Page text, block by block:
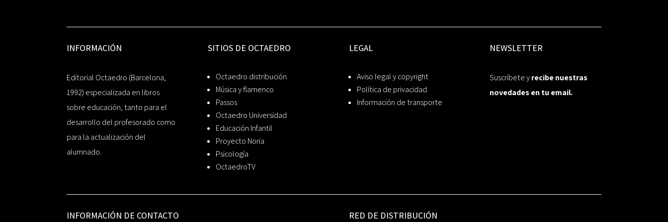
INFORMACIÓN
Editorial Octaedro (Barcelona,
1992) especializada en libros
sobre educación, tanto para el
desarrollo del profesorado como
para la actualización del
alumnado.
SITIOS DE OCTAEDRO
Octaedro distribución
Música y flamenco
Passos
Octaedro Universidad
Educación Infantil
Proyecto Noria
Psicología
OctaedroTV
LEGAL
Aviso legal y copyright
Política de privacidad
Información de transporte
NEWSLETTER
Suscríbete yrecibe nuestras
novedades en tu email.
INFORMACIÓN DE CONTACTO RED DE DISTRIBUCIÓN